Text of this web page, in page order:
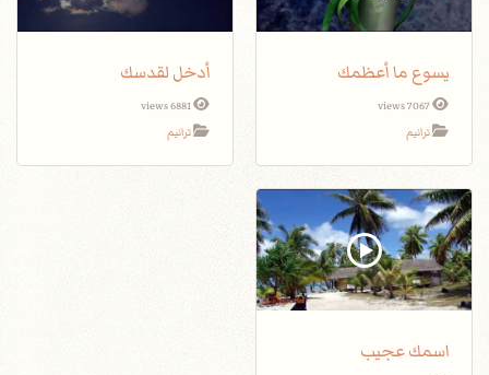
يسوع ما أعظمك
7067 views
ترانيم
أدخل لقدسك
6881 views
ترانيم
اسمك عجيب